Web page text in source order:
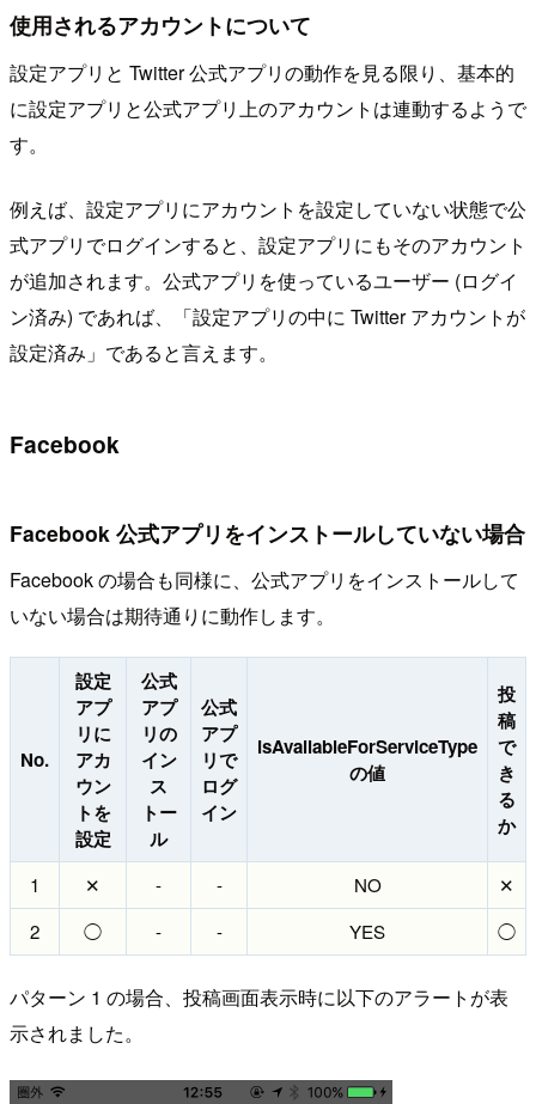
使用されるアカウントについて
設定アプリと Twitter 公式アプリの動作を見る限り、基本的
に設定アプリと公式アプリ上のアカウントは連動するようで
す。
例えば、設定アプリにアカウントを設定していない状態で公
式アプリでログインすると、設定アプリにもそのアカウント
が追加されます。公式アプリを使っているユーザー (ログイ
ン済み) であれば、「設定アプリの中に Twitter アカウントが
設定済み」であると言えます。
Facebook
Facebook 公式アプリをインストールしていない場合
Facebook の場合も同様に、公式アプリをインストールして
いない場合は期待通りに動作します。
No.
設定
アプ
リに
アカ
ウン
トを
設定
公式
アプ
リの
イン
ス
トー
ル
公式
アプ
リで
ログ
イン
isAvailableForServiceType
の値
投
稿
で
き
る
か
1 ✕ - - NO
✕
2
◯ - - YES ◯
パターン 1 の場合、投稿画面表示時に以下のアラートが表
示されました。